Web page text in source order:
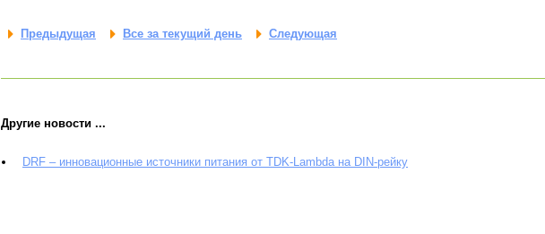
Предыдущая Все за текущий день Следующая
Другие новости ...
DRF – инновационные источники питания от TDK-Lambda на DIN-рейку